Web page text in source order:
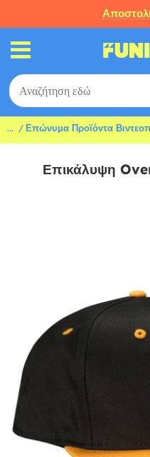
... Επώνυμα Προϊόντα
Επικάλυψη